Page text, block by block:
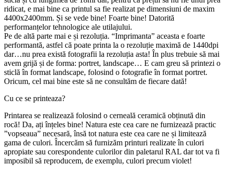
ridicat, e mai bine ca printul sa fie realizat pe dimensiuni de maxim
4400x2400mm. Și se vede bine! Foarte bine! Datorită
performanțelor tehnologice ale utilajului.
Pe de altă parte mai e și rezoluția. “Imprimanta” aceasta e foarte
performantă, astfel că poate printa la o rezoluție maximă de 1440dpi
dar…nu prea există fotografii la rezoluția asta! În plus trebuie să mai
avem grijă și de forma: portret, landscape… E cam greu să printezi o
sticlă în format landscape, folosind o fotografie în format portret.
Oricum, cel mai bine este să ne consultăm de fiecare dată!
Cu ce se printeaza?
Printarea se realizează folosind o cerneală ceramică obținută din
rocă! Da, ați înțeles bine! Natura este cea care ne furnizează practic
”vopseaua” necesară, însă tot natura este cea care ne și limitează
gama de culori. Încercăm să furnizăm printuri realizate în culori
apropiate sau corespondente culorilor din paletarul RAL dar tot va fi
imposibil să reproducem, de exemplu, culori precum violet!